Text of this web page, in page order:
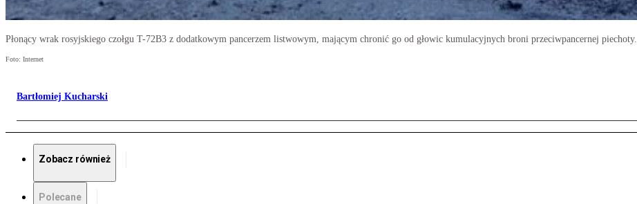
Płonący wrak rosyjskiego czołgu T-72B3 z dodatkowym pancerzem listwowym, mającym chronić go od głowic kumulacyjnych broni przeciwpancernej piechoty.
Foto: Internet
Bartłomiej Kucharski
Zobacz również
Polecane